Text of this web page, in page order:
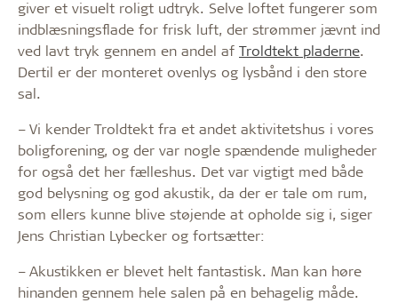
giver et visuelt roligt udtryk. Selve loftet fungerer som
indblæsningsflade for frisk luft, der strømmer jævnt ind
ved lavt tryk gennem en andel af Troldtekt pladerne.
Dertil er der monteret ovenlys og lysbånd i den store
sal.
– Vi kender Troldtekt fra et andet aktivitetshus i vores
boligforening, og der var nogle spændende muligheder
for også det her fælleshus. Det var vigtigt med både
god belysning og god akustik, da der er tale om rum,
som ellers kunne blive støjende at opholde sig i, siger
Jens Christian Lybecker og fortsætter:
– Akustikken er blevet helt fantastisk. Man kan høre
hinanden gennem hele salen på en behagelig måde.